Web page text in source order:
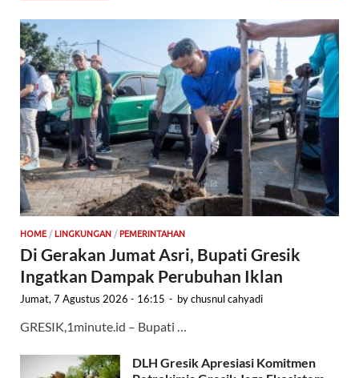
HOME / LINGKUNGAN / PEMERINTAHAN
Di Gerakan Jumat Asri, Bupati Gresik
Ingatkan Dampak Perubuhan Iklan
Jumat, 7 Agustus 2026 - 16:15 - bychusnul cahyadi
GRESIK,1minute.id – Bupati …
DLH Gresik Apresiasi Komitmen